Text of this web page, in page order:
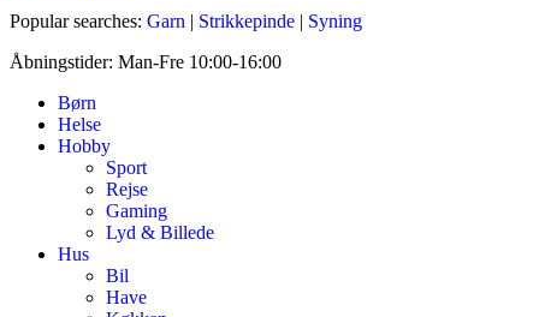
Terapi Hobby
Popular searches: Garn | Strikkepinde | Syning
Åbningstider: Man-Fre 10:00-16:00
Børn
Helse
Hobby
Sport
Rejse
Gaming
Lyd & Billede
Hus
Bil
Have